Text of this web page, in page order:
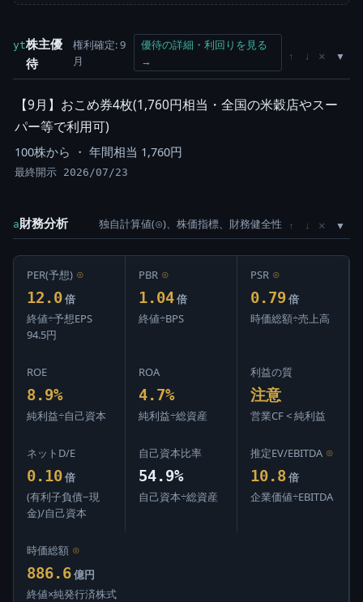
yt株主優
待
権利確定: 9
月
優待の詳細・利回りを見る
→
↑ ↓ ×
【9月】おこめ券4枚(1,760円相当・全国の米穀店やスー
パー等で利用可)
100株から ・ 年間相当 1,760円
最終開示 2026/07/23
a財務分析 独自計算値(⊙)、株価指標、財務健全性 ↑ ↓ ×
PER(予想) ⊙
12.0 倍
終値÷予想EPS
94.5円
PBR ⊙
1.04 倍
終値÷BPS
PSR ⊙
0.79 倍
時価総額÷売上高
ROE
8.9%
純利益÷自己資本
ROA
4.7%
純利益÷総資産
利益の質
注意
営業CF < 純利益
ネットD/E
0.10 倍
(有利子負債−現
金)/自己資本
自己資本比率
54.9%
自己資本÷総資産
推定EV/EBITDA ⊙
10.8 倍
企業価値÷EBITDA
時価総額 ⊙
886.6 億円
終値×純発行済株式